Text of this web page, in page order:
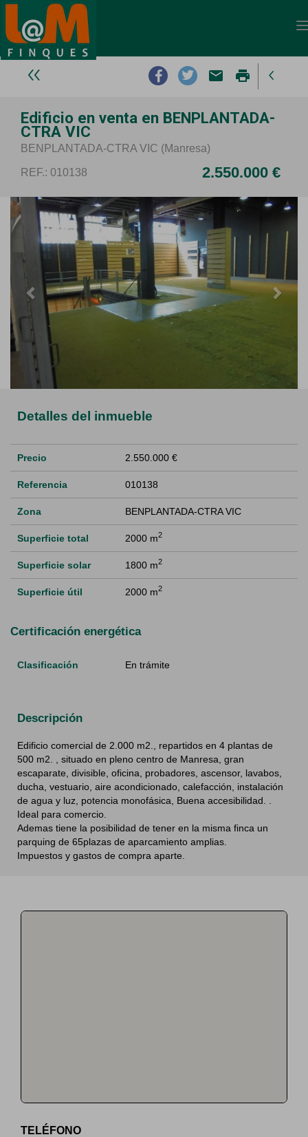
email print
Edificio en venta en BENPLANTADA-
CTRA VIC
BENPLANTADA-CTRA VIC (Manresa)
REF.: 010138 2.550.000 €
Detalles del inmueble
Precio 2.550.000 €
Referencia 010138
Zona BENPLANTADA-CTRA VIC
Superficie total 2000 m2
Superficie solar 1800 m2
Superficie útil 2000 m2
Certificación energética
Clasificación En trámite
Descripción
Edificio comercial de 2.000 m2., repartidos en 4 plantas de
500 m2. , situado en pleno centro de Manresa, gran
escaparate, divisible, oficina, probadores, ascensor, lavabos,
ducha, vestuario, aire acondicionado, calefacción, instalación
de agua y luz, potencia monofásica, Buena accesibilidad. .
Ideal para comercio.
Ademas tiene la posibilidad de tener en la misma finca un
parquing de 65plazas de aparcamiento amplias.
Impuestos y gastos de compra aparte.
TELÉFONO